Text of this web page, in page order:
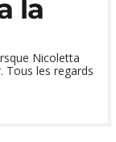
la
Nicoletta
Tous les regards